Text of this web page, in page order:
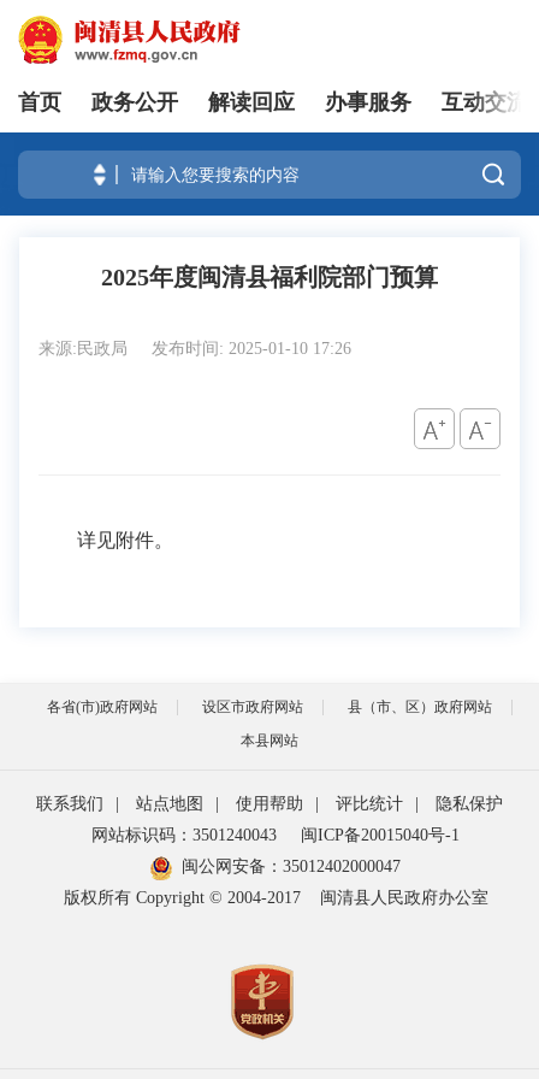
登录
首页 政务公开 解读回应 办事服务 互动交流

2025年度闽清县福利院部门预算
来源:民政局 发布时间: 2025-01-10 17:26
详见附件。
各省(市)政府网站 设区市政府网站
县（市、区）政府网站
本县网站
联系我们 站点地图 使用帮助 评比统计
隐私保护
网站标识码：3501240043
闽ICP备20015040号-1
闽公网安备： 35012402000047
版权所有 Copyright © 2004-2017
闽清县人民政府办公室